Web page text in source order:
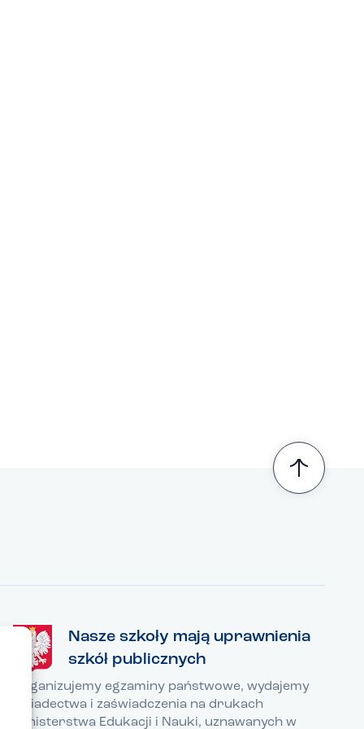
Nasze szkoły mają uprawnienia
szkół publicznych
Organizujemy egzaminy państwowe, wydajemy
świadectwa i zaświadczenia na drukach
Ministerstwa Edukacji i Nauki, uznawanych w